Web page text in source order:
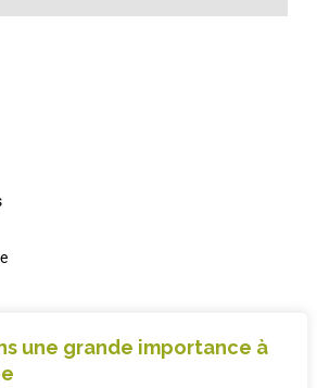
une grande importance à